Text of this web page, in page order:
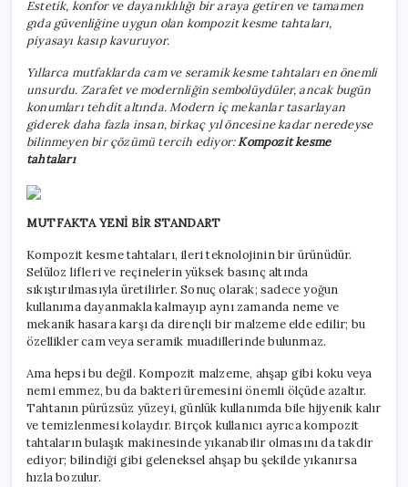
kesme
tahtaları
tutuyor
ne
bakteri
için
Estetik, konfor ve dayanıklılığı bir araya getiren ve tamamen
gıda güvenliğine uygun olan kompozit kesme tahtaları,
piyasayı kasıp kavuruyor.
Yıllarca mutfaklarda cam ve seramik kesme tahtaları en önemli
unsurdu. Zarafet ve modernliğin sembolüydüler, ancak bugün
konumları tehdit altında. Modern iç mekanlar tasarlayan
giderek daha fazla insan, birkaç yıl öncesine kadar neredeyse
bilinmeyen bir çözümü tercih ediyor:Kompozit kesme
tahtaları
MUTFAKTA YENİ BİR STANDART
Kompozit kesme tahtaları, ileri teknolojinin bir ürünüdür.
Selüloz lifleri ve reçinelerin yüksek basınç altında
sıkıştırılmasıyla üretilirler. Sonuç olarak; sadece yoğun
kullanıma dayanmakla kalmayıp aynı zamanda neme ve
mekanik hasara karşı da dirençli bir malzeme elde edilir; bu
özellikler cam veya seramik muadillerinde bulunmaz.
Ama hepsi bu değil. Kompozit malzeme, ahşap gibi koku veya
nemi emmez, bu da bakteri üremesini önemli ölçüde azaltır.
Tahtanın pürüzsüz yüzeyi, günlük kullanımda bile hijyenik kalır
ve temizlenmesi kolaydır. Birçok kullanıcı ayrıca kompozit
tahtaların bulaşık makinesinde yıkanabilir olmasını da takdir
ediyor; bilindiği gibi geleneksel ahşap bu şekilde yıkanırsa
hızla bozulur.